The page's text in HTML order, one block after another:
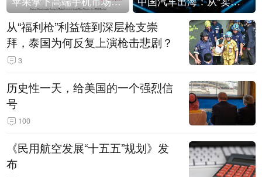
从“福利枪”利益链到深层枪支崇
拜，泰国为何反复上演枪击悲剧？
3
历史性一天，给美国的一个强烈信
号
100
《民用航空发展“十五五”规划》发
布